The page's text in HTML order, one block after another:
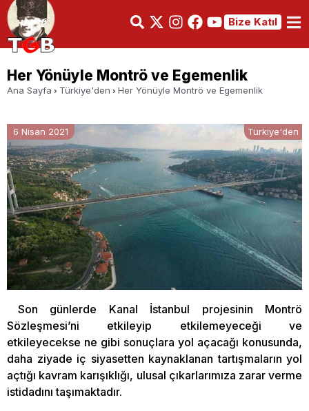
Bize Katıl
Her Yönüyle Montrö ve Egemenlik
Ana Sayfa Türkiye'den Her Yönüyle Montrö ve Egemenlik
6 Nisan 2021 Türkiye'den
Son günlerde Kanal İstanbul projesinin Montrö
Sözleşmesi’ni etkileyip etkilemeyeceği ve
etkileyecekse ne gibi sonuçlara yol açacağı konusunda,
daha ziyade iç siyasetten kaynaklanan tartışmaların yol
açtığı kavram karışıklığı, ulusal çıkarlarımıza zarar verme
istidadını taşımaktadır.